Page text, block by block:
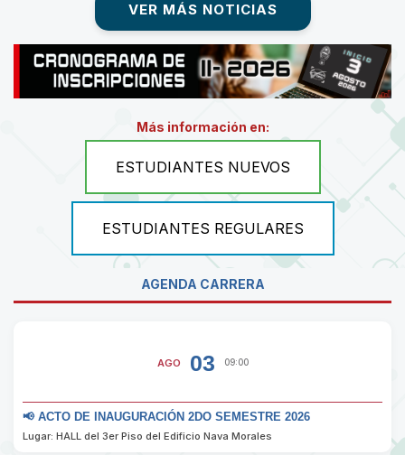
VER MÁS NOTICIAS
Más información en:
ESTUDIANTES NUEVOS
ESTUDIANTES REGULARES
AGENDA CARRERA
AGO 03 09:00
📢 ACTO DE INAUGURACIÓN 2DO SEMESTRE 2026
Lugar: HALL del 3er Piso del Edificio Nava Morales